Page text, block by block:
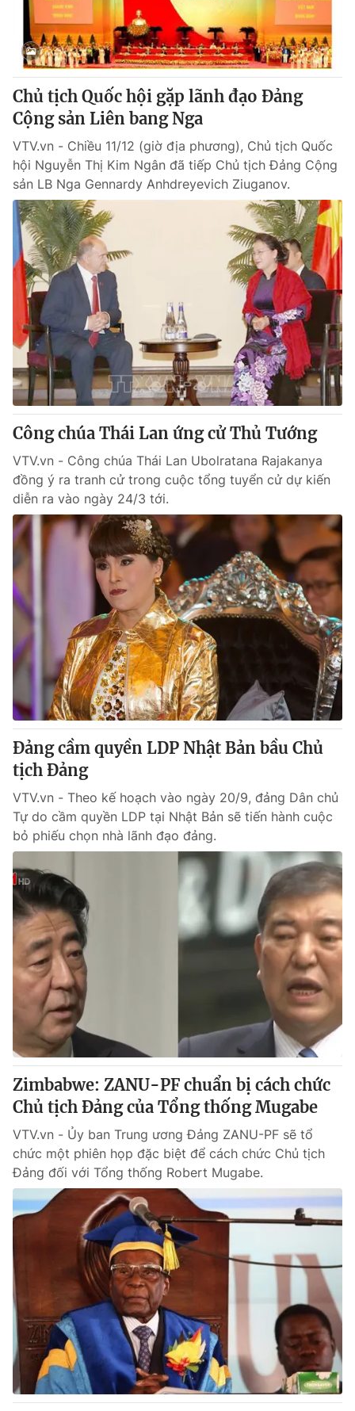
Sản phẩm
Thị trường
Tư vấn
Lịch phát sóng
Chuyên mục khác
Emagazine Podcast
Photo Infographic
Video Shorts video
VTV Money VTV Thể thao
VTV Sức khoẻ Bất động sản
Thị trường 24h Tấm lòng Việt
VTV4 Vươn mình bằng AI
VTV9 VTV8
Liên hệ tòa soạn English
THỜI BÁO VTV
Theo dõi báo trên
Cơ quan chủ quản:Đài Truyền hình Việt Nam
Cơ quan báo chí:Thời báo VTV
Giấy phép hoạt động báo in và báo điện tử số 483/GP-BTTTT
cấp ngày 29/12/2023
Tổng Biên tập: Vũ Thanh Thủy
Phó Tổng Biên tập:
Tổng đài VTV:024.38 355 931 - 024.38 355 932
Ðiện thoại Thời báo VTV:024.66 897 897
Email:toasoan@vtv.vn
Liên hệ quảng cáo:
024-7300.7108
® Cấm sao chép dưới mọi hình thức nếu không có sự chấp
thuận bằng văn bản. Ghi rõ nguồn VTV.vn khi phát hành lại
thông tin từ website này.
Chủ tịch Quốc hội gặp lãnh đạo Đảng
Cộng sản Liên bang Nga
VTV.vn - Chiều 11/12 (giờ địa phương), Chủ tịch Quốc
hội Nguyễn Thị Kim Ngân đã tiếp Chủ tịch Đảng Cộng
sản LB Nga Gennardy Anhdreyevich Ziuganov.
Công chúa Thái Lan ứng cử Thủ Tướng
VTV.vn - Công chúa Thái Lan Ubolratana Rajakanya
đồng ý ra tranh cử trong cuộc tổng tuyển cử dự kiến
diễn ra vào ngày 24/3 tới.
Đảng cầm quyền LDP Nhật Bản bầu Chủ
tịch Đảng
VTV.vn - Theo kế hoạch vào ngày 20/9, đảng Dân chủ
Tự do cầm quyền LDP tại Nhật Bản sẽ tiến hành cuộc
bỏ phiếu chọn nhà lãnh đạo đảng.
Zimbabwe: ZANU-PF chuẩn bị cách chức
Chủ tịch Đảng của Tổng thống Mugabe
VTV.vn - Ủy ban Trung ương Đảng ZANU-PF sẽ tổ
chức một phiên họp đặc biệt để cách chức Chủ tịch
Đảng đối với Tổng thống Robert Mugabe.